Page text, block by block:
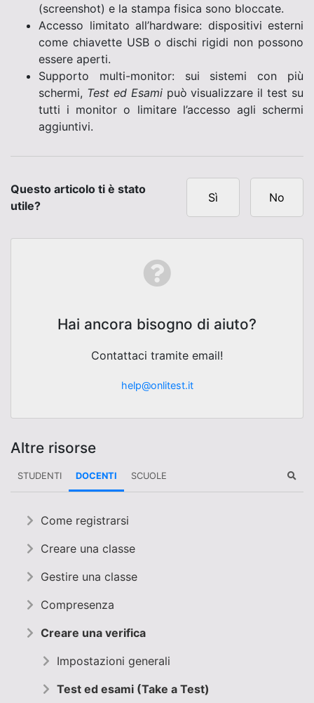
(screenshot) e la stampa fisica sono bloccate.
Accesso limitato all’hardware: dispositivi esterni
come chiavette USB o dischi rigidi non possono
essere aperti.
Supporto multi-monitor: sui sistemi con più
schermi, Test ed Esamipuò visualizzare il test su
tutti i monitor o limitare l’accesso agli schermi
aggiuntivi.
Questo articolo ti è stato
utile?
Sì No
Altre risorse
STUDENTI DOCENTI SCUOLE
Come registrarsi
Creare una classe
Gestire una classe
Compresenza
Creare una verifica
Impostazioni generali
Test ed esami (Take a Test)
Hai ancora bisogno di aiuto?
Contattaci tramite email!
help@onlitest.it